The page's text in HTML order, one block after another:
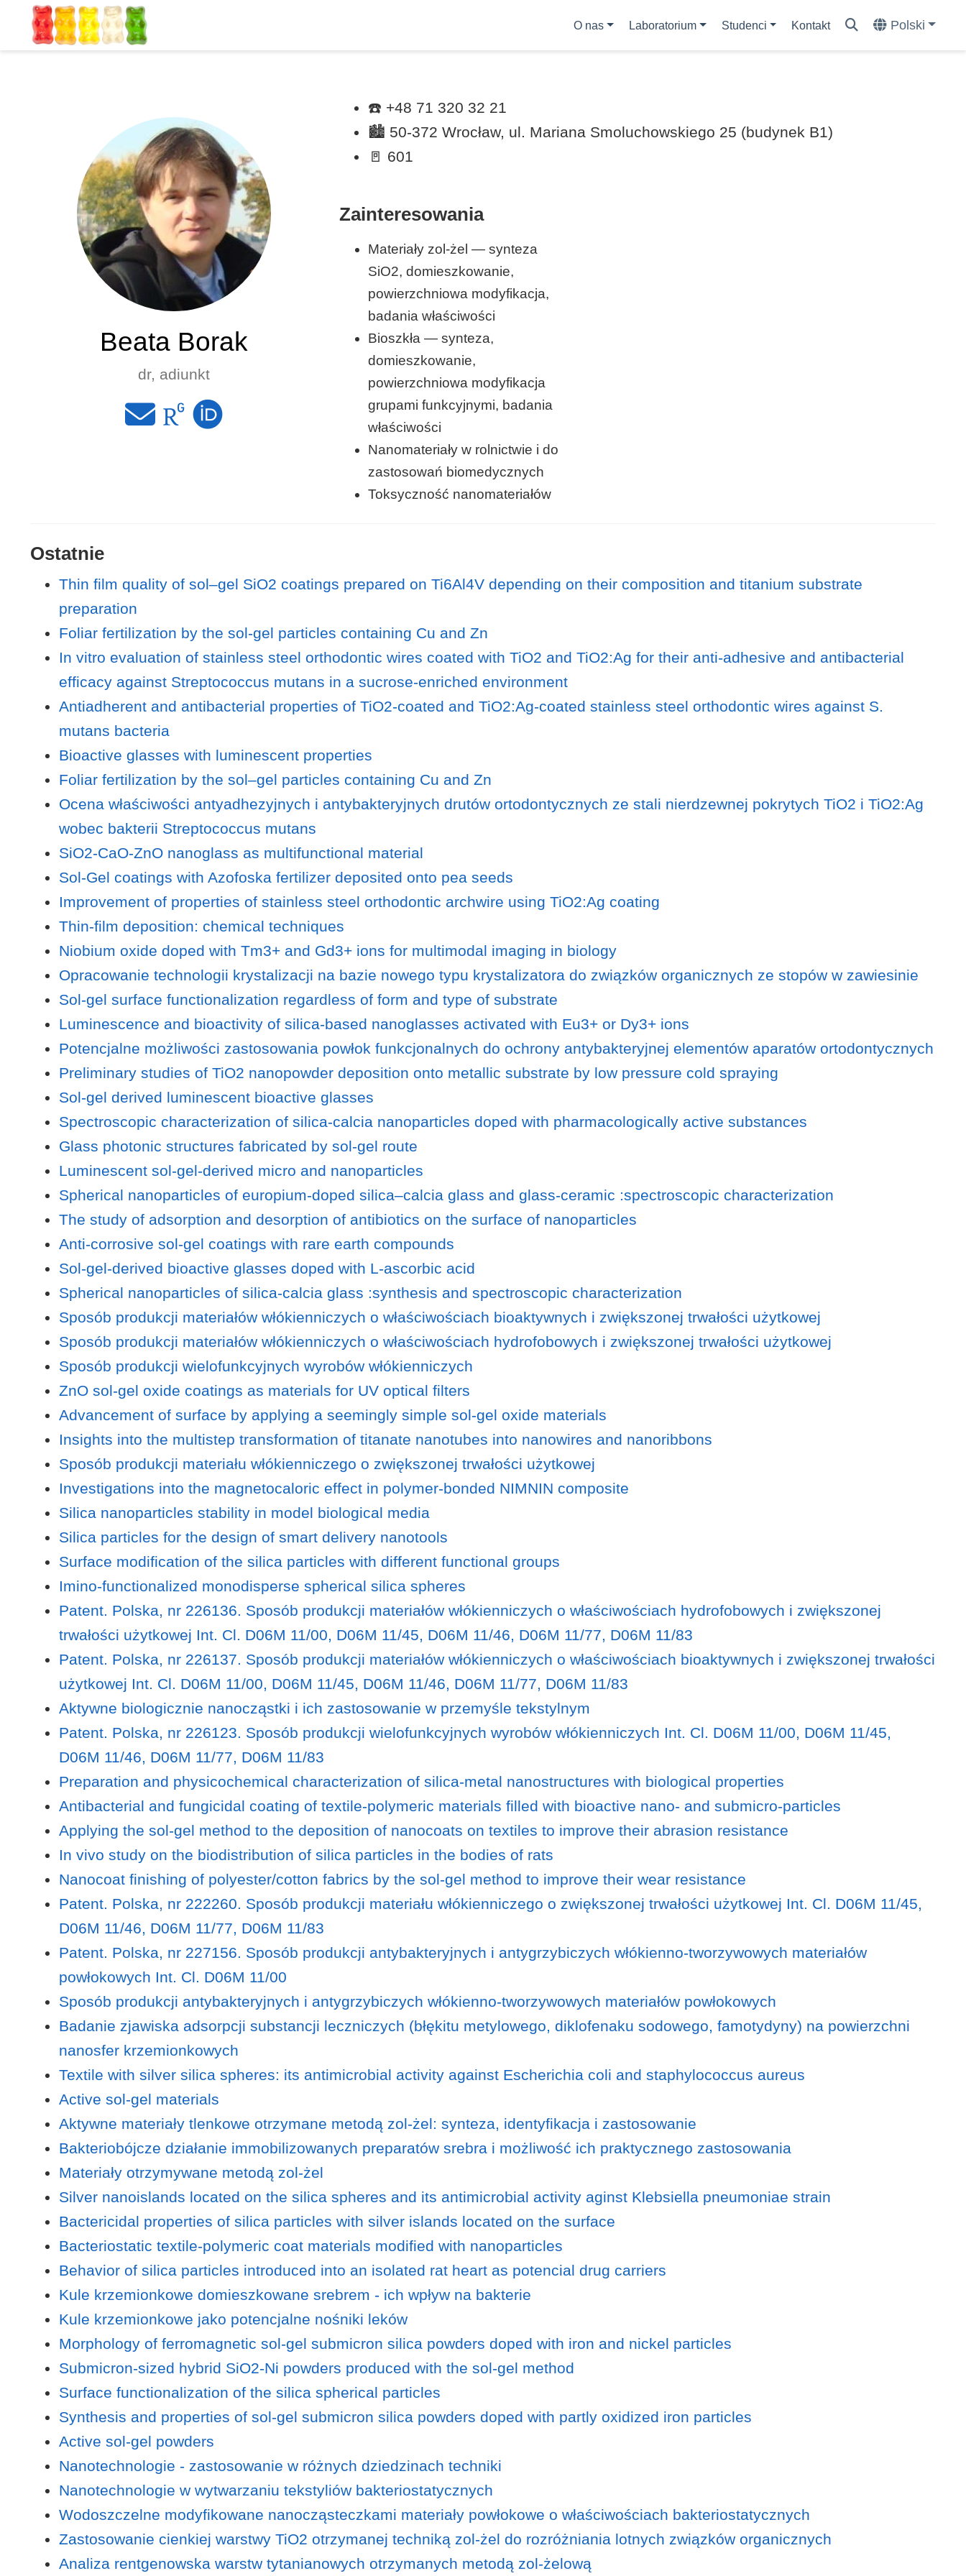
O nas Laboratorium Studenci Kontakt Polski
Beata Borak
dr, adiunkt
☎️ +48 71 320 32 21
🏙️ 50-372 Wrocław, ul. Mariana Smoluchowskiego 25 (budynek B1)
🚪 601
Zainteresowania
Materiały zol-żel — synteza
SiO2, domieszkowanie,
powierzchniowa modyfikacja,
badania właściwości
Bioszkła — synteza,
domieszkowanie,
powierzchniowa modyfikacja
grupami funkcyjnymi, badania
właściwości
Nanomateriały w rolnictwie i do
zastosowań biomedycznych
Toksyczność nanomateriałów
Ostatnie
Thin film quality of sol–gel SiO2 coatings prepared on Ti6Al4V depending on their composition and titanium substrate
preparation
Foliar fertilization by the sol-gel particles containing Cu and Zn
In vitro evaluation of stainless steel orthodontic wires coated with TiO2 and TiO2:Ag for their anti-adhesive and antibacterial
efficacy against Streptococcus mutans in a sucrose-enriched environment
Antiadherent and antibacterial properties of TiO2-coated and TiO2:Ag-coated stainless steel orthodontic wires against S.
mutans bacteria
Bioactive glasses with luminescent properties
Foliar fertilization by the sol–gel particles containing Cu and Zn
Ocena właściwości antyadhezyjnych i antybakteryjnych drutów ortodontycznych ze stali nierdzewnej pokrytych TiO2 i TiO2:Ag
wobec bakterii Streptococcus mutans
SiO2-CaO-ZnO nanoglass as multifunctional material
Sol-Gel coatings with Azofoska fertilizer deposited onto pea seeds
Improvement of properties of stainless steel orthodontic archwire using TiO2:Ag coating
Thin-film deposition: chemical techniques
Niobium oxide doped with Tm3+ and Gd3+ ions for multimodal imaging in biology
Opracowanie technologii krystalizacji na bazie nowego typu krystalizatora do związków organicznych ze stopów w zawiesinie
Sol-gel surface functionalization regardless of form and type of substrate
Luminescence and bioactivity of silica-based nanoglasses activated with Eu3+ or Dy3+ ions
Potencjalne możliwości zastosowania powłok funkcjonalnych do ochrony antybakteryjnej elementów aparatów ortodontycznych
Preliminary studies of TiO2 nanopowder deposition onto metallic substrate by low pressure cold spraying
Sol-gel derived luminescent bioactive glasses
Spectroscopic characterization of silica-calcia nanoparticles doped with pharmacologically active substances
Glass photonic structures fabricated by sol-gel route
Luminescent sol-gel-derived micro and nanoparticles
Spherical nanoparticles of europium-doped silica–calcia glass and glass-ceramic :spectroscopic characterization
The study of adsorption and desorption of antibiotics on the surface of nanoparticles
Anti-corrosive sol-gel coatings with rare earth compounds
Sol-gel-derived bioactive glasses doped with L-ascorbic acid
Spherical nanoparticles of silica-calcia glass :synthesis and spectroscopic characterization
Sposób produkcji materiałów włókienniczych o właściwościach bioaktywnych i zwiększonej trwałości użytkowej
Sposób produkcji materiałów włókienniczych o właściwościach hydrofobowych i zwiększonej trwałości użytkowej
Sposób produkcji wielofunkcyjnych wyrobów włókienniczych
ZnO sol-gel oxide coatings as materials for UV optical filters
Advancement of surface by applying a seemingly simple sol-gel oxide materials
Insights into the multistep transformation of titanate nanotubes into nanowires and nanoribbons
Sposób produkcji materiału włókienniczego o zwiększonej trwałości użytkowej
Investigations into the magnetocaloric effect in polymer-bonded NIMNIN composite
Silica nanoparticles stability in model biological media
Silica particles for the design of smart delivery nanotools
Surface modification of the silica particles with different functional groups
Imino-functionalized monodisperse spherical silica spheres
Patent. Polska, nr 226136. Sposób produkcji materiałów włókienniczych o właściwościach hydrofobowych i zwiększonej
trwałości użytkowej Int. Cl. D06M 11/00, D06M 11/45, D06M 11/46, D06M 11/77, D06M 11/83
Patent. Polska, nr 226137. Sposób produkcji materiałów włókienniczych o właściwościach bioaktywnych i zwiększonej trwałości
użytkowej Int. Cl. D06M 11/00, D06M 11/45, D06M 11/46, D06M 11/77, D06M 11/83
Aktywne biologicznie nanocząstki i ich zastosowanie w przemyśle tekstylnym
Patent. Polska, nr 226123. Sposób produkcji wielofunkcyjnych wyrobów włókienniczych Int. Cl. D06M 11/00, D06M 11/45,
D06M 11/46, D06M 11/77, D06M 11/83
Preparation and physicochemical characterization of silica-metal nanostructures with biological properties
Antibacterial and fungicidal coating of textile-polymeric materials filled with bioactive nano- and submicro-particles
Applying the sol-gel method to the deposition of nanocoats on textiles to improve their abrasion resistance
In vivo study on the biodistribution of silica particles in the bodies of rats
Nanocoat finishing of polyester/cotton fabrics by the sol-gel method to improve their wear resistance
Patent. Polska, nr 222260. Sposób produkcji materiału włókienniczego o zwiększonej trwałości użytkowej Int. Cl. D06M 11/45,
D06M 11/46, D06M 11/77, D06M 11/83
Patent. Polska, nr 227156. Sposób produkcji antybakteryjnych i antygrzybiczych włókienno-tworzywowych materiałów
powłokowych Int. Cl. D06M 11/00
Sposób produkcji antybakteryjnych i antygrzybiczych włókienno-tworzywowych materiałów powłokowych
Badanie zjawiska adsorpcji substancji leczniczych (błękitu metylowego, diklofenaku sodowego, famotydyny) na powierzchni
nanosfer krzemionkowych
Textile with silver silica spheres: its antimicrobial activity against Escherichia coli and staphylococcus aureus
Active sol-gel materials
Aktywne materiały tlenkowe otrzymane metodą zol-żel: synteza, identyfikacja i zastosowanie
Bakteriobójcze działanie immobilizowanych preparatów srebra i możliwość ich praktycznego zastosowania
Materiały otrzymywane metodą zol-żel
Silver nanoislands located on the silica spheres and its antimicrobial activity aginst Klebsiella pneumoniae strain
Bactericidal properties of silica particles with silver islands located on the surface
Bacteriostatic textile-polymeric coat materials modified with nanoparticles
Behavior of silica particles introduced into an isolated rat heart as potencial drug carriers
Kule krzemionkowe domieszkowane srebrem - ich wpływ na bakterie
Kule krzemionkowe jako potencjalne nośniki leków
Morphology of ferromagnetic sol-gel submicron silica powders doped with iron and nickel particles
Submicron-sized hybrid SiO2-Ni powders produced with the sol-gel method
Surface functionalization of the silica spherical particles
Synthesis and properties of sol-gel submicron silica powders doped with partly oxidized iron particles
Active sol-gel powders
Nanotechnologie - zastosowanie w różnych dziedzinach techniki
Nanotechnologie w wytwarzaniu tekstyliów bakteriostatycznych
Wodoszczelne modyfikowane nanocząsteczkami materiały powłokowe o właściwościach bakteriostatycznych
Zastosowanie cienkiej warstwy TiO2 otrzymanej techniką zol-żel do rozróżniania lotnych związków organicznych
Analiza rentgenowska warstw tytanianowych otrzymanych metodą zol-żelową